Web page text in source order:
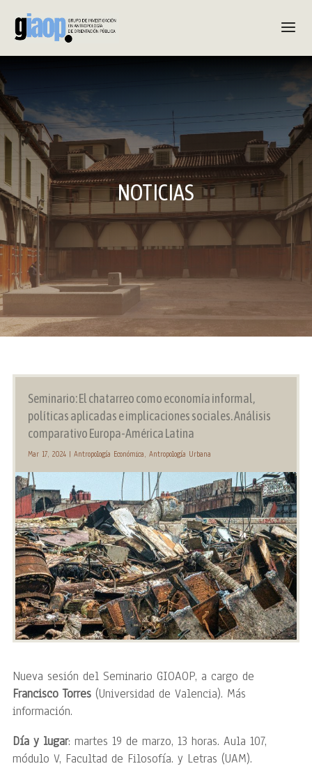
NOTICIAS
Seminario: El chatarreo como economía informal,
políticas aplicadas e implicaciones sociales. Análisis
comparativo Europa-América Latina
Mar 17, 2024| Antropología Económica, Antropología Urbana
Nueva sesión del Seminario GIOAOP, a cargo de
Francisco Torres(Universidad de Valencia). Más
información.
Día y lugar: martes 19 de marzo, 13 horas. Aula 107,
módulo V, Facultad de Filosofía. y Letras (UAM).